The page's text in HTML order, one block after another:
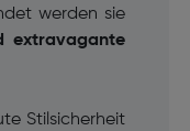
werden sie
extravagante
Stilsicherheit